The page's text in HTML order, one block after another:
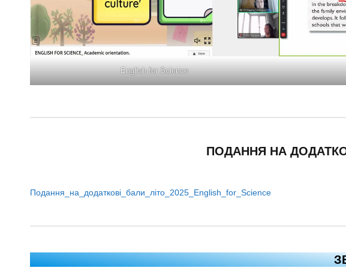
English for Science
ПОДАННЯ НА
Подання_на_додаткові_бали_літо_2025_English_for_Science